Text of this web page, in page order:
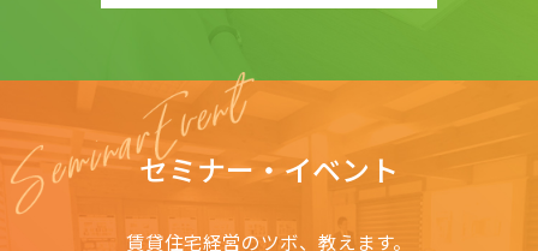
セミナー・イベント
賃貸住宅経営のツボ、教えます。